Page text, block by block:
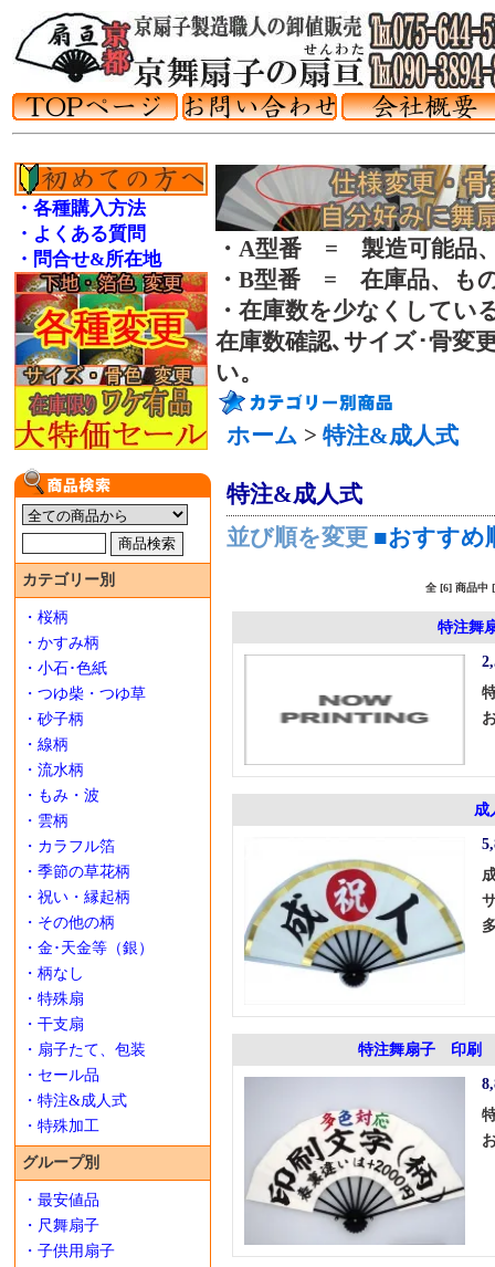
・各種購入方法
・よくある質問
・問合せ&所在地
カテゴリー別
・桜柄
・かすみ柄
・小石･色紙
・つゆ柴・つゆ草
・砂子柄
・線柄
・流水柄
・もみ・波
・雲柄
・カラフル箔
・季節の草花柄
・祝い・縁起柄
・その他の柄
・金･天金等（銀）
・柄なし
・特殊扇
・干支扇
・扇子たて、包装
・セール品
・特注&成人式
・特殊加工
グループ別
・最安値品
・尺舞扇子
・子供用扇子
・A型番 = 製造可能品
・B型番 = 在庫品、も
・在庫数を少なくしてい
在庫数確認､サイズ･骨変
い。
ホーム > 特注&成人式
特注&成人式
並び順を変更 ■おすすめ
全 [6] 商品中
特注舞
成
特注舞扇子 印刷